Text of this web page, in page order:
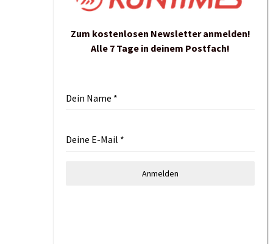
Zum kostenlosen Newsletter anmelden!
Alle 7 Tage in deinem Postfach!
Dein Name *
Deine E-Mail *
Anmelden